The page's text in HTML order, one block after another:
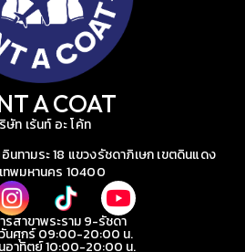
A COAT
ษัท เร้นท์ อะ โค้ท
ทามระ 18 แขวงรัชดาภิเษก เขตดินแดง
ทพมหานคร 10400
รสาขาพระราม 9-รัชดา
นศุกร์ 09:00-20:00 น.
อาทิตย์ 10:00-20:00 น.